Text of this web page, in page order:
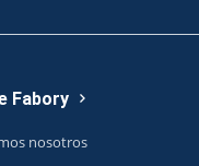
Fabory
nosotros